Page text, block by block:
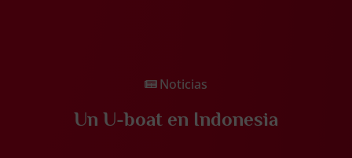
Noticias
Un U-boat en Indonesia